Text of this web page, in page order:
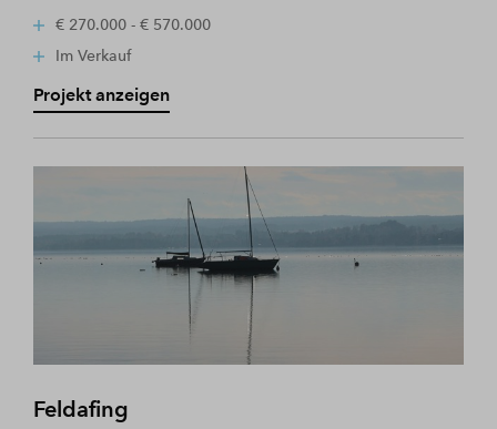
€ 270.000 - € 570.000
Im Verkauf
Projekt anzeigen
Feldafing